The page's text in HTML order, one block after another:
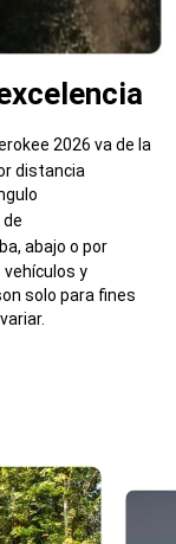
2026 va de la
distancia
de
abajo o por
y
solo para fines